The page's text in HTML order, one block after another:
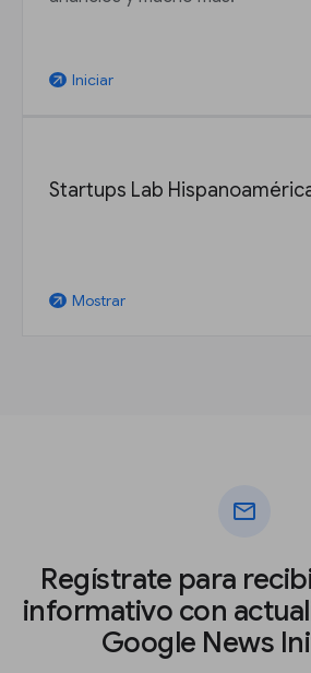
arrow_outward Iniciar
Startups Lab
arrow_outward Mostrar
mail
Regístrate para
informativo con
Google News